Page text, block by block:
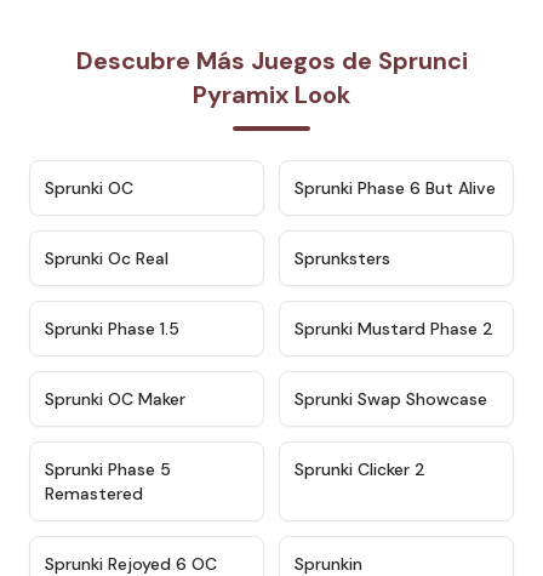
Descubre Más Juegos de Sprunci
Pyramix Look
Sprunki OC ★ 4.9
Sprunki Phase 6 But Alive
Sprunki Oc Real Sprunksters
Sprunki Phase 1.5 ★ 4.4
Sprunki Mustard Phase 2
Sprunki OC Maker ★ 4.6
Sprunki Swap Showcase
Sprunki Phase 5
Remastered
Sprunki Clicker 2
★ 4.4
Sprunki Rejoyed 6 OC Sprunkin